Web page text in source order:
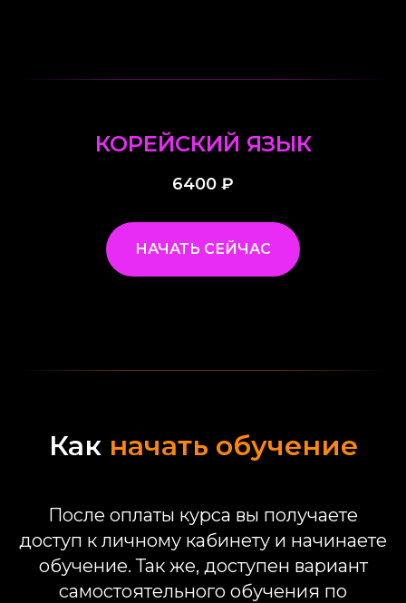
КОРЕЙСКИЙ ЯЗЫК
6400 ₽
НАЧАТЬ СЕЙЧАС
Как начать обучение
После оплаты курса вы получаете
доступ к личному кабинету и начинаете
обучение. Так же, доступен вариант
самостоятельного обучения по